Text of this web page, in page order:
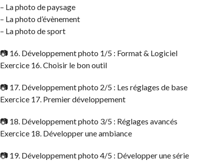
– La photo de paysage
– La photo d’évènement
– La photo de sport
📷 16. Développement photo 1/5 : Format & Logiciel
Exercice 16. Choisir le bon outil
📷 17. Développement photo 2/5 : Les réglages de base
Exercice 17. Premier développement
📷 18. Développement photo 3/5 : Réglages avancés
Exercice 18. Développer une ambiance
📷 19. Développement photo 4/5 : Développer une série